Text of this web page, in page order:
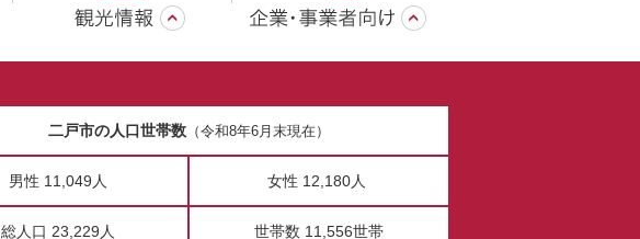
二戸市の人口世帯数（令和8年6月末現在）
男性 11,049人 女性 12,180人
総人口 23,229人 世帯数 11,556世帯